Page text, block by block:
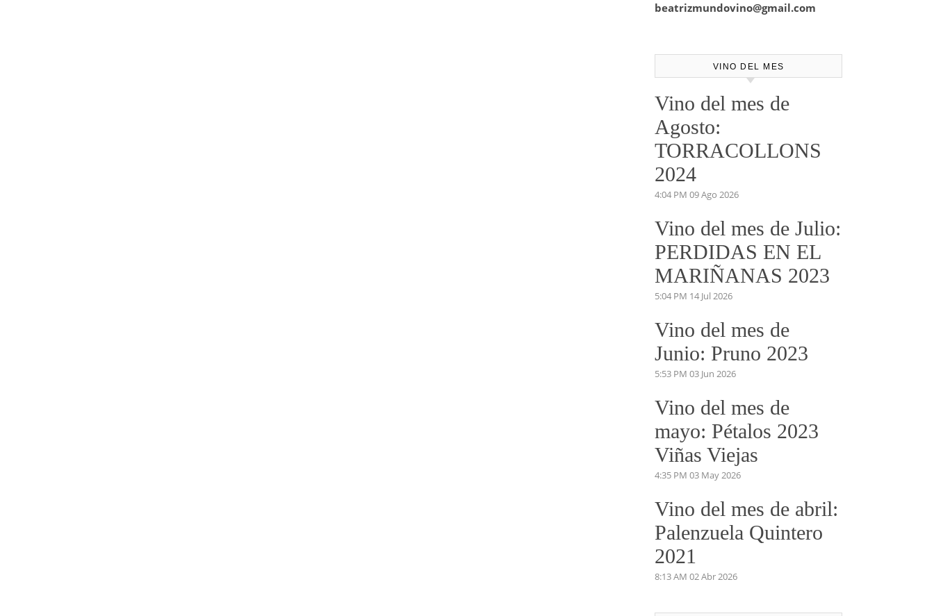
beatrizmundovino@gmail.com
VINO DEL MES
Vino del mes de
Agosto:
TORRACOLLONS
2024
4:04 PM 09 Ago 2026
Vino del mes de Julio:
PERDIDAS EN EL
MARIÑANAS 2023
5:04 PM 14 Jul 2026
Vino del mes de
Junio: Pruno 2023
5:53 PM 03 Jun 2026
Vino del mes de
mayo: Pétalos 2023
Viñas Viejas
4:35 PM 03 May 2026
Vino del mes de abril:
Palenzuela Quintero
2021
8:13 AM 02 Abr 2026